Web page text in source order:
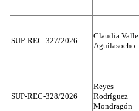
SUP-REC-327/2026
Claudia Valle
Aguilasocho
SUP-REC-328/2026
Reyes
Rodríguez
Mondragón